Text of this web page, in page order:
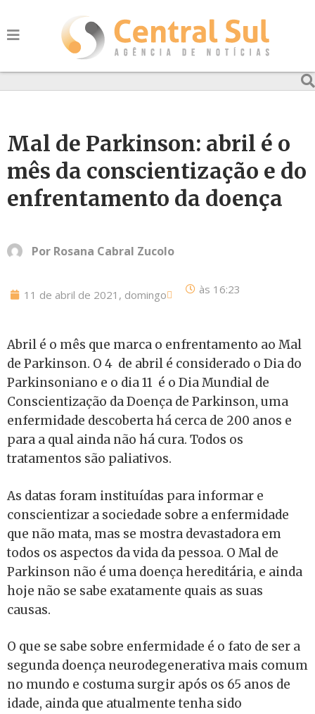
Mal de Parkinson: abril é o
mês da conscientização e do
enfrentamento da doença
Por Rosana Cabral Zucolo
11 de abril de 2021, domingo às 16:23
Abril é o mês que marca o enfrentamento ao Mal
de Parkinson. O 4 de abril é considerado o Dia do
Parkinsoniano e o dia 11 é o Dia Mundial de
Conscientização da Doença de Parkinson, uma
enfermidade descoberta há cerca de 200 anos e
para a qual ainda não há cura. Todos os
tratamentos são paliativos.
As datas foram instituídas para informar e
conscientizar a sociedade sobre a enfermidade
que não mata, mas se mostra devastadora em
todos os aspectos da vida da pessoa. O Mal de
Parkinson não é uma doença hereditária, e ainda
hoje não se sabe exatamente quais as suas
causas.
O que se sabe sobre enfermidade é o fato de ser a
segunda doença neurodegenerativa mais comum
no mundo e costuma surgir após os 65 anos de
idade, ainda que atualmente tenha sido